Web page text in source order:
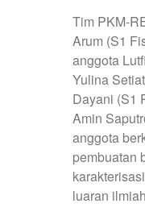
Tim PKM-
Arum (S1
anggota
Yulina
Dayani (S1
Amin
anggota
pembuatan
luaran